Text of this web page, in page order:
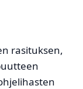
rasituksen,